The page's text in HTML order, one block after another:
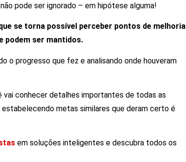
pode ser ignorado – em hipótese alguma!
se torna possível perceber pontos de melhoria
podem ser mantidos.
o progresso que fez e analisando onde houveram
vai conhecer detalhes importantes de todas as
metas similares que deram certo é
em soluções inteligentes e descubra todos os